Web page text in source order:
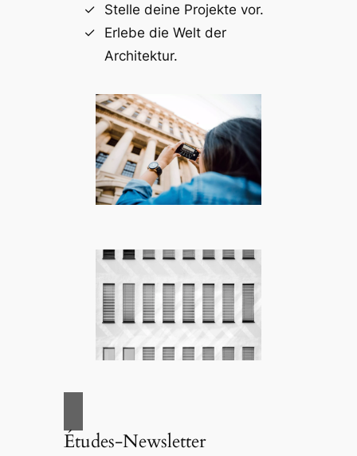
Stelle deine Projekte vor.
Erlebe die Welt der
Architektur.
Études-Newsletter